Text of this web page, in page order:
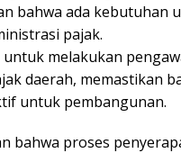
bahwa ada kebutuhan
pajak.
melakukan
daerah, memastikan
untuk pembangunan.
bahwa proses